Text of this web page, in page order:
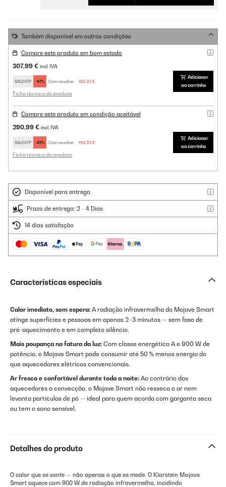
Também disponível em outras condições
Compre este produto em bom estado
307,99 € incl. IVA
SALE47P -47% Com voucher: 163,23 €
Ficha técnica do produto
Adicionar
ao carrinho
Compre este produto em condição aceitável
290,99 € incl. IVA
SALE47P -47% Com voucher: 154,22 €
Ficha técnica do produto
Adicionar
ao carrinho
Disponível para entrega
Prazo de entrega: 2 - 4 Dias
14 dias satisfação
Características especiais
Calor imediato, sem espera: A radiação infravermelha do Mojave Smart
atinge superfícies e pessoas em apenas 2–3 minutos — sem fase de
pré-aquecimento e em completo silêncio.
Mais poupança na fatura da luz: Com classe energética A e 900 W de
potência, o Mojave Smart pode consumir até 50 % menos energia do
que aquecedores elétricos convencionais.
Ar fresco e confortável durante toda a noite: Ao contrário dos
aquecedores a convecção, o Mojave Smart não resseca o ar nem
levanta partículas de pó — ideal para quem acorda com garganta seca
ou tem o sono sensível.
Detalhes do produto
O calor que se sente — não apenas o que se mede. O Klarstein Mojave
Smart aquece com 900 W de radiação infravermelha, incidindo